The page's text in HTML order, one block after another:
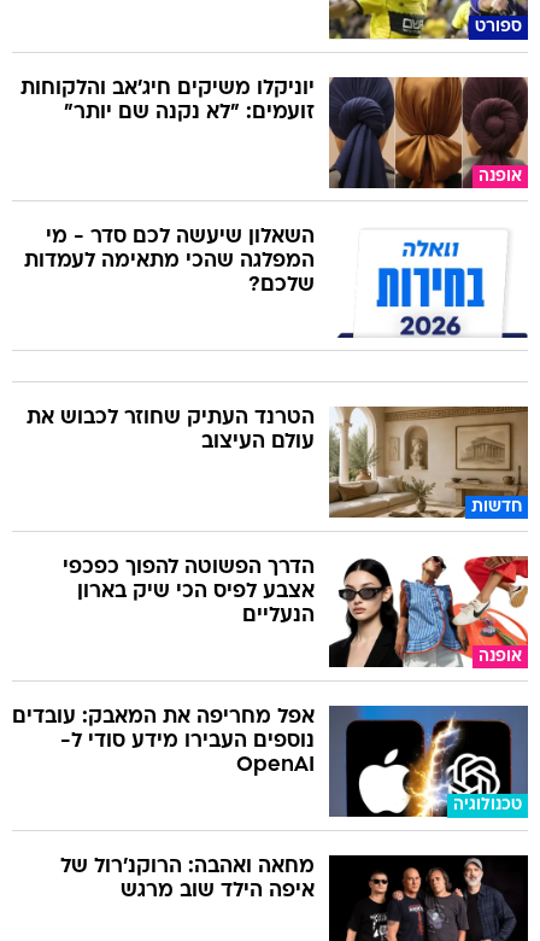
ספורט
אופנה
יוניקלו משיקים חיג'אב והלקוחות
זועמים: "לא נקנה שם יותר"
השאלון שיעשה לכם סדר - מי
המפלגה שהכי מתאימה לעמדות
שלכם?
חדשות
הטרנד העתיק שחוזר לכבוש את
עולם העיצוב
אופנה
הדרך הפשוטה להפוך כפכפי
אצבע לפיס הכי שיק בארון
הנעליים
טכנולוגיה
אפל מחריפה את המאבק: עובדים
נוספים העבירו מידע סודי ל-
OpenAI
מחאה ואהבה: הרוקנ'רול של
איפה הילד שוב מרגש